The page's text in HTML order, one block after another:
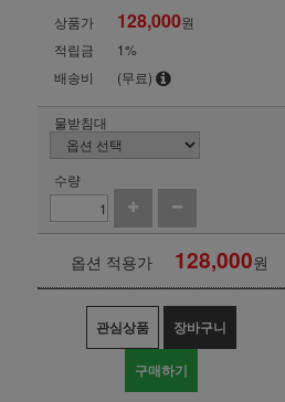
상품가 128,000원
적립금
1%
배송비
(무료)
물받침대
수량
옵션 적용가 128,000원
관심상품 장바구니
구매하기